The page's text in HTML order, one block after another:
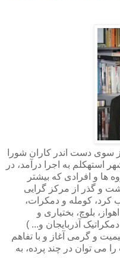
سوی دست اندر کاران شورا
در 8 فوریه در شهر استهکلم به اجرا درآمد، در
ها و افرادی که بیشتر
و گذر از مرکز گرایی
کرد، کومله و دمکرات،
بلوچ، بختیاری و
آذربایجان و... )
و گرمی آغاز و با تفاهم
می توان در چند پرده، به